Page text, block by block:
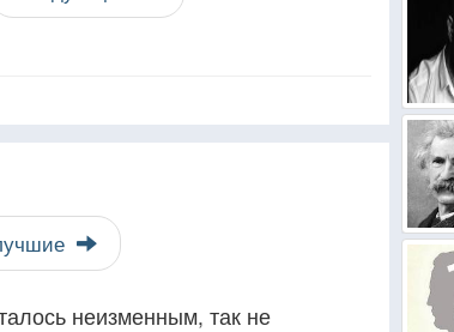
неизменным, так не